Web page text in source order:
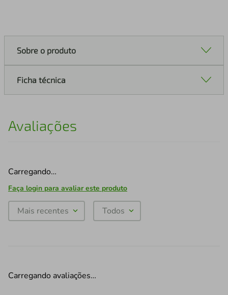
Sobre o produto
Ficha técnica
Avaliações
Carregando…
Faça login para avaliar este produto
Mais recentes Todos
Carregando avaliações…